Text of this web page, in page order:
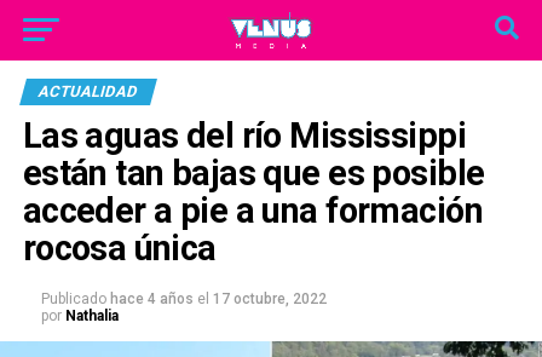
ACTUALIDAD
Las aguas del río Mississippi
están tan bajas que es posible
acceder a pie a una formación
rocosa única
Publicado hace 4 años el 17 octubre, 2022
por Nathalia